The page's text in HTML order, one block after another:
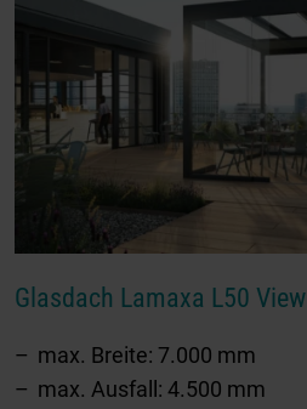
Glasdach Lamaxa L50 View
max. Breite: 7.000 mm
max. Ausfall: 4.500 mm